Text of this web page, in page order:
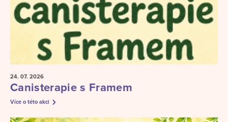
24. 07. 2026
Canisterapie s Framem
Více o této akci